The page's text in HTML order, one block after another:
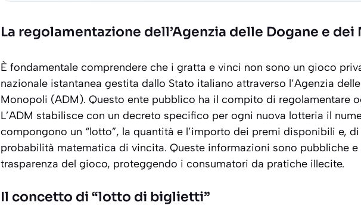
La regolamentazione dell’Agenzia delle Dogane e
È fondamentale comprendere che i gratta e vinci non sono un gioco
nazionale istantanea gestita dallo Stato italiano attraverso l’Agenzia
Monopoli (ADM). Questo ente pubblico ha il compito di regolamentare
L’ADM stabilisce con un decreto specifico per ogni nuova lotteria il
compongono un “lotto”, la quantità e l’importo dei premi disponibili e,
probabilità matematica di vincita. Queste informazioni sono pubbliche e
trasparenza del gioco, proteggendo i consumatori da pratiche illecite.
Il concetto di “lotto di biglietti”